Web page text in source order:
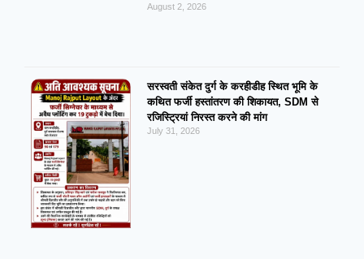
August 2, 2026
सरस्वती संकेत दुर्ग के करहीडीह स्थित भूमि के
कथित फर्जी हस्तांतरण की शिकायत, SDM से
रजिस्ट्रियां निरस्त करने की मांग
July 31, 2026